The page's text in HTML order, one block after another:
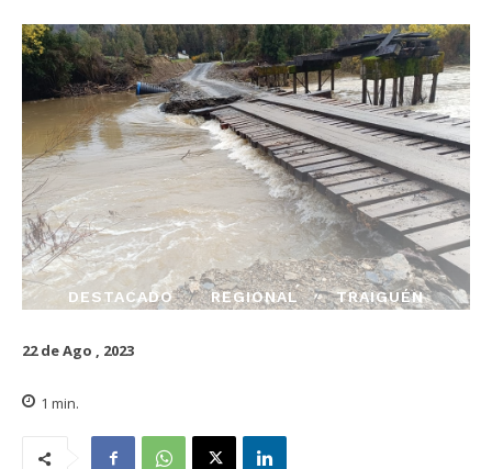
DESTACADO REGIONAL TRAIGUÉN
22 de Ago , 2023
1 min.